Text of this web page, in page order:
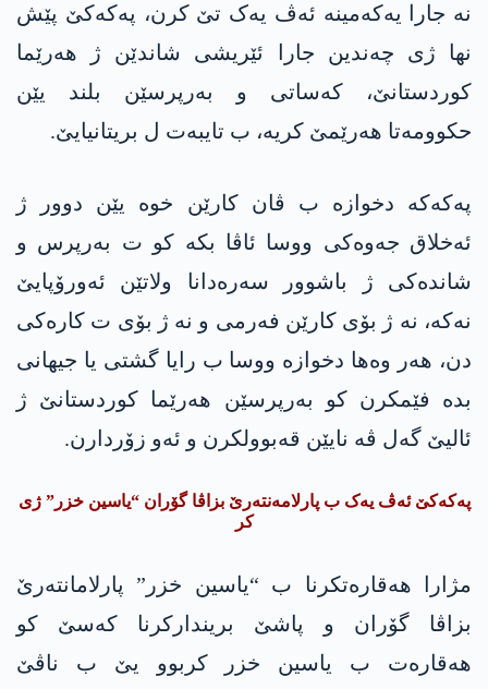
نە جارا یەکەمینە ئەڤ یەک تێ کرن، پەکەکێ پێش
نها ژی چەندین جارا ئێریشی شاندێن ژ هەرێما
کوردستانێ، کەساتی و بەرپرسێن بلند یێن
حکوومەتا هەرێمێ کریە، ب تایبەت ل بریتانیایێ.
پەکەکە دخوازە ب ڤان کارێن خوە یێن دوور ژ
ئەخلاق جەوەکی ووسا ئاڤا بکە کو ت بەرپرس و
شاندەکی ژ باشوور سەرەدانا ولاتێن ئەورۆپایێ
نەکە، نە ژ بۆی کارێن فەرمی و نە ژ بۆی ت کارەکی
دن، هەر وەها دخوازە ووسا ب رایا گشتی یا جیهانی
بدە فێمکرن کو بەرپرسێن هەرێما کوردستانێ ژ
ئالیێ گەل ڤە نایێن قەبوولکرن و ئەو زۆردارن.
پەکەکێ ئەڤ یەک ب پارلامەنتەرێ بزاڤا گۆران “یاسین خزر” ژی
کر
مژارا هەقارەتکرنا ب “یاسین خزر” پارلامانتەرێ
بزاڤا گۆران و پاشێ بریندارکرنا کەسێ کو
هەقارەت ب یاسین خزر کربوو یێ ب ناڤێ